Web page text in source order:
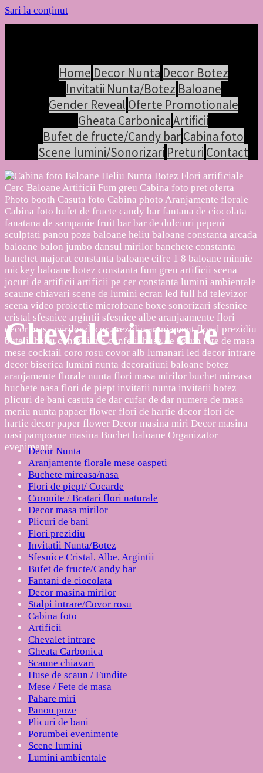
Sari la conținut
Home Decor Nunta Decor Botez
Invitatii Nunta/Botez Baloane
Gender Reveal Oferte Promotionale
Gheata CarbonicaArtificii
Bufet de fructe/Candy barCabina foto
Scene lumini/Sonorizari Preturi Contact
Chevalet intrare
Decor Nunta
Aranjamente florale mese oaspeti
Buchete mireasa/nasa
Flori de piept/ Cocarde
Coronite / Bratari flori naturale
Decor masa mirilor
Plicuri de bani
Flori prezidiu
Invitatii Nunta/Botez
Sfesnice Cristal, Albe, Argintii
Bufet de fructe/Candy bar
Fantani de ciocolata
Decor masina mirilor
Stalpi intrare/Covor rosu
Cabina foto
Artificii
Chevalet intrare
Gheata Carbonica
Scaune chiavari
Huse de scaun / Fundite
Mese / Fete de masa
Pahare miri
Panou poze
Plicuri de bani
Porumbei evenimente
Scene lumini
Lumini ambientale